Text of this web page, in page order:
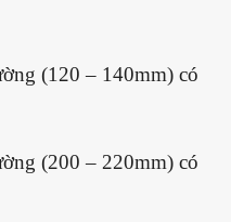
(120 – 140mm) có
(200 – 220mm) có